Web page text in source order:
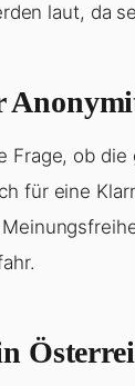
laut, da
Frage, ob
für eine